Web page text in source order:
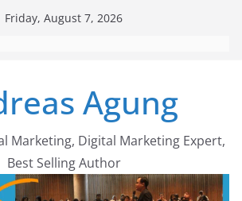
Friday, August 7, 2026
Agung
Marketing, Digital Marketing Expert,
Best Selling Author